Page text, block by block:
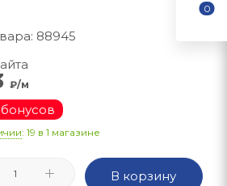
88945
₽/м
: 19 в 1 магазине
В корзину
0